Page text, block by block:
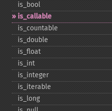
is_​bool
is_​callable
is_​countable
is_​double
is_​float
is_​int
is_​integer
is_​iterable
is_​long